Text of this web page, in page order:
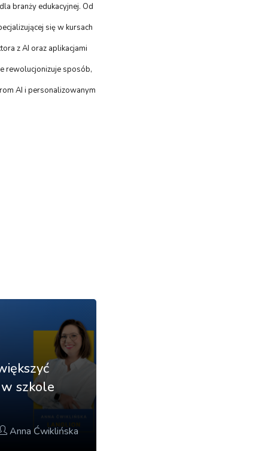
branży edukacyjnej. Od
się w kursach
z AI oraz aplikacjami
rewolucjonizuje sposób,
AI i personalizowanym
szkole
Anna Ćwiklińska